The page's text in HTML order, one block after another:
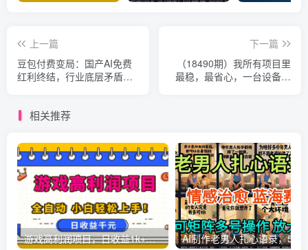
上一篇
豆包付费变局：国产AI免费
红利终结，行业底层矛盾全
下一篇
（18490期）我所有项目里
最稳，最省心，一台设备早
相关推荐
游戏高利润项目，日收益1k+，全自动，无需值守，解放双手，小白轻松上手【揭秘】